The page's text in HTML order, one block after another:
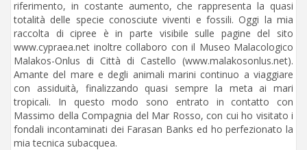
riferimento, in costante aumento, che rappresenta la quasi
totalità delle specie conosciute viventi e fossili. Oggi la mia
raccolta di cipree è in parte visibile sulle pagine del sito
www.cypraea.net inoltre collaboro con il Museo Malacologico
Malakos-Onlus di Città di Castello (www.malakosonlus.net).
Amante del mare e degli animali marini continuo a viaggiare
con assiduità, finalizzando quasi sempre la meta ai mari
tropicali. In questo modo sono entrato in contatto con
Massimo della Compagnia del Mar Rosso, con cui ho visitato i
fondali incontaminati dei Farasan Banks ed ho perfezionato la
mia tecnica subacquea.